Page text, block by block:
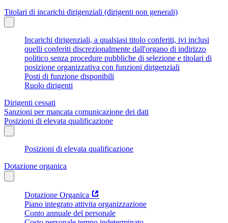
Titolari di incarichi dirigenziali (dirigenti non generali)
Incarichi dirigenziali, a qualsiasi titolo conferiti, ivi inclusi
quelli conferiti discrezionalmente dall'organo di indirizzo
politico senza procedure pubbliche di selezione e titolari di
posizione organizzativa con funzioni dirigenziali
Posti di funzione disponibili
Ruolo dirigenti
Dirigenti cessati
Sanzioni per mancata comunicazione dei dati
Posizioni di elevata qualificazione
Posizioni di elevata qualificazione
Dotazione organica
Dotazione Organica
Piano integrato attivita organizzazione
Conto annuale del personale